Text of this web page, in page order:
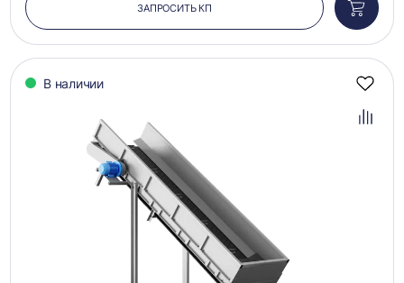
ЗАПРОСИТЬ КП
в
В наличии